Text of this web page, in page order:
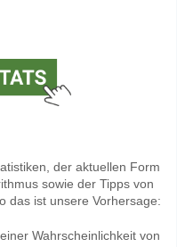
der aktuellen Form
sowie der Tipps von
das ist unsere Vorhersage:
Wahrscheinlichkeit von